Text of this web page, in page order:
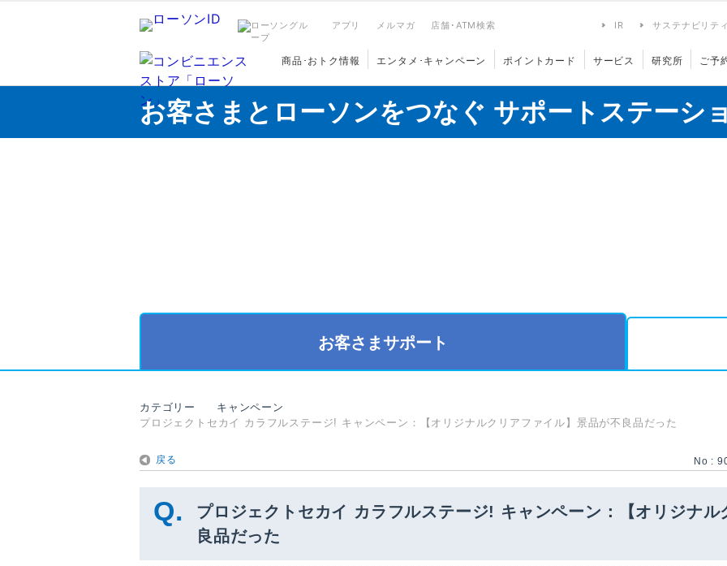
アプリ メルマガ 店舗･ATM検索 IR サステナビリティ
商品･おトク情報 エンタメ･キャンペーン ポイントカード サービス 研究所 ご予
お客さまとローソンをつなぐ サポートステーシ
お客さまサポート
カテゴリー
キャンペーン
プロジェクトセカイ カラフルステージ! キャンペーン：【オリジナルクリアファイル】景品が不良品だった
戻る No :
プロジェクトセカイ カラフルステージ! キャンペーン：【オリジナル
良品だった